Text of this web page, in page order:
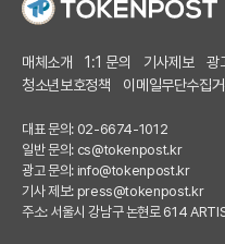
매체소개 1:1 문의 기사제보 광
청소년보호정책
이메일무단수집
대표 문의: 02-6674-1012
일반 문의: cs@tokenpost.kr
광고 문의: info@tokenpost.kr
기사 제보: press@tokenpost.kr
주소: 서울시 강남구 논현로 614